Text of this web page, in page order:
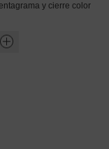
y cierre color